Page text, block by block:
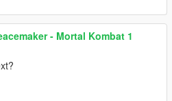
- Mortal Kombat 1